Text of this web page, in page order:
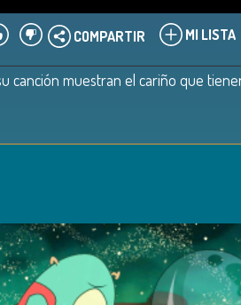
MI LISTA
COMPARTIR
canción muestran el cariño que